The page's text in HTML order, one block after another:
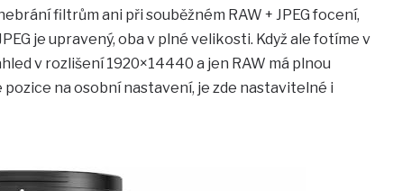
filtrům ani při souběžném RAW + JPEG focení,
je upravený, oba v plné velikosti. Když ale fotíme v
v rozlišení 1920×14440 a jen RAW má plnou
na osobní nastavení, je zde nastavitelné i